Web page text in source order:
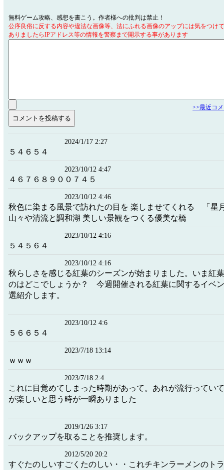
無料ゲーム攻略、感想を書こう。作者様への批判は禁止！
公序良俗に反する内容や違法な画像等、法にふれる画像のアップには気をつけ
ありましたらIPアドレス等の情報を警察まで開示する事があります
>>最近コ
2024/1/17 2:27
５４６５４
2023/10/12 4:47
４６７６８９００７４５
2023/10/12 4:46
秋色に染まる風景で訪れたの目を 楽しませてくれる 「星
山々や清流と調和湖 美しい景観をつくる優美な橋
2023/10/12 4:16
５４５６４
2023/10/12 4:16
秋らしさを感じる紅葉のシーズンが始まりました。いま紅
のはどこでしょうか？ 今週開催される紅葉に関するイベ
選紹介します。
2023/10/12 4:6
５６６５４
2023/7/18 13:14
ｗｗｗ
2023/7/18 2:4
これに目覚めてしまった時期があって。あれが流行ってい
が楽しいと思う時が一瞬ありました
2019/1/26 3:17
バックアップを取ることを推奨します。
2012/5/20 20:2
すぐたのしいすごくたのしい・・これチキンラーメンのト